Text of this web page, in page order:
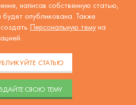
написав собственную статью,
будет опубликована. Также
Персональную тему на
СТАТЬЮ
СВОЮ ТЕМУ